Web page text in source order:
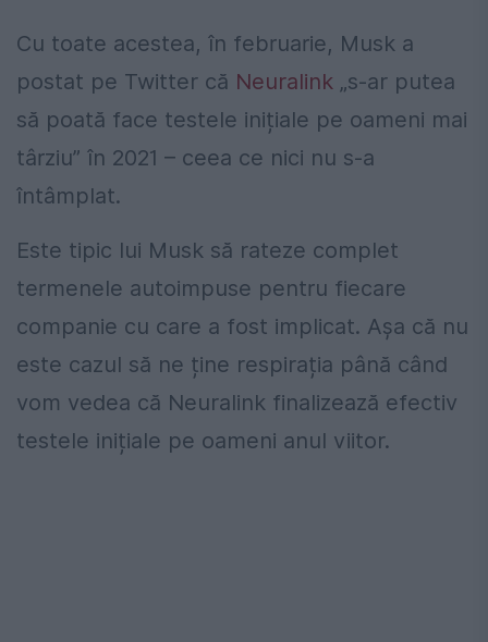
Cu toate acestea, în februarie, Musk a
postat pe Twitter că Neuralink „s-ar putea
să poată face testele inițiale pe oameni mai
târziu” în 2021 – ceea ce nici nu s-a
întâmplat.
Este tipic lui Musk să rateze complet
termenele autoimpuse pentru fiecare
companie cu care a fost implicat. Așa că nu
este cazul să ne ține respirația până când
vom vedea că Neuralink finalizează efectiv
testele inițiale pe oameni anul viitor.